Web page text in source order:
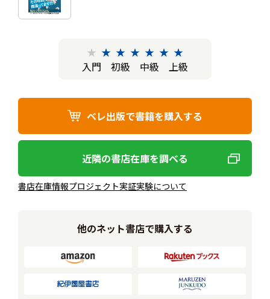
★ ★ ★ ★ ★ ★ ★
入門
初級 中級 上級
ベレ出版で書籍を購入する
近隣の書店在庫を調べる
書店在庫情報プロジェクト実証実験について
他のネット書店で購入する